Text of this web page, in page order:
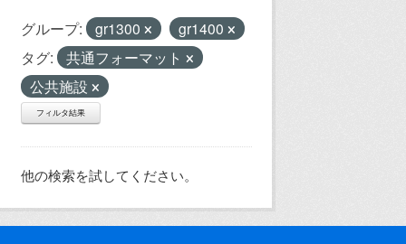
グループ: gr1300
gr1400
タグ:
共通フォーマット
公共施設
フィルタ結果
他の検索を試してください。